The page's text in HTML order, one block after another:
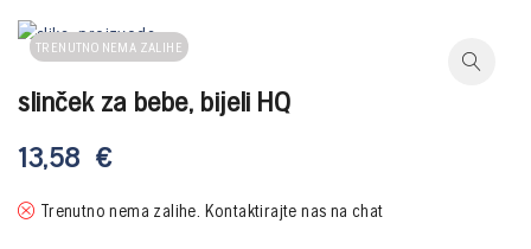
TRENUTNO NEMA ZALIHE
slinček za bebe, bijeli HQ
13,58 €
Trenutno nema zalihe. Kontaktirajte nas na chat